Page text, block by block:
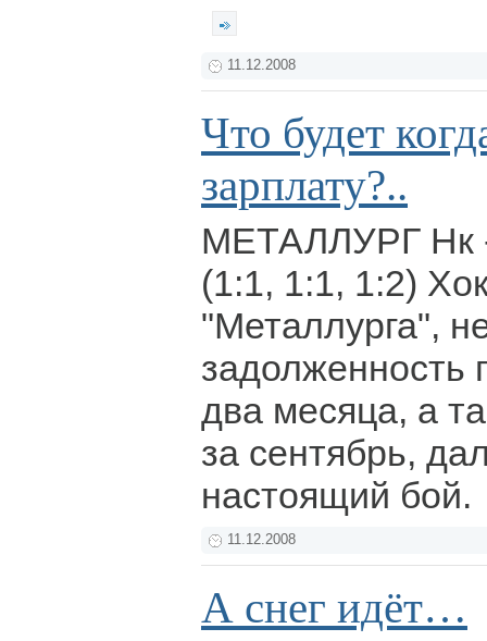
11.12.2008
Что будет
зарплату?..
МЕТАЛЛУРГ Нк
(1:1, 1:1, 1:2)
"Металлурга",
задолженность
два месяца, а
за сентябрь,
настоящий бой.
11.12.2008
А снег идёт…